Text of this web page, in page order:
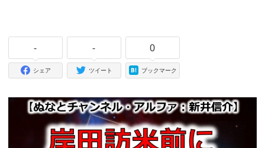
-
シェア
-
ツイート
0
ブックマーク